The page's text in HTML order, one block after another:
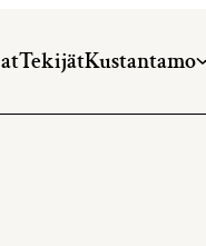
TekijätKustantamo